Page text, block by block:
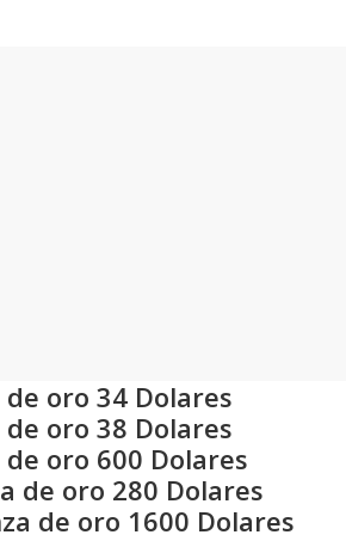
oro 34 Dolares
oro 38 Dolares
oro 600 Dolares
de oro 280 Dolares
de oro 1600 Dolares